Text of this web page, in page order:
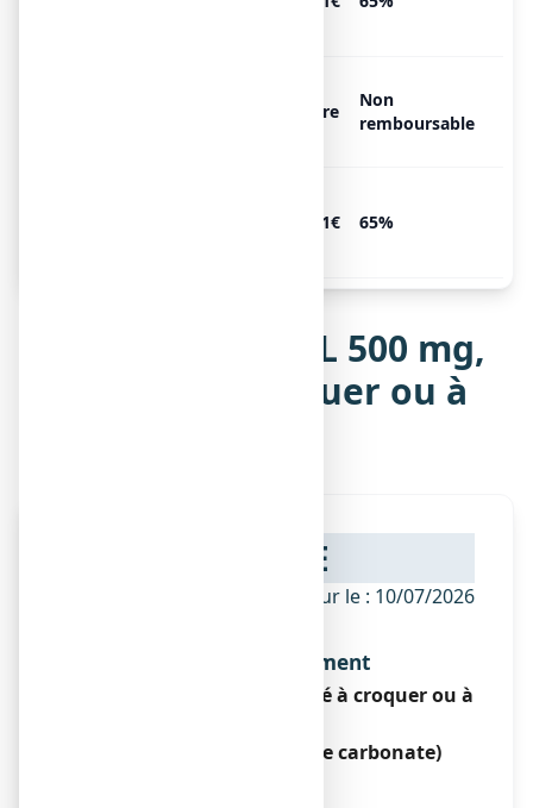
Libre
Non
remboursable
6.31€ 65%
Notice de FIXICAL 500 mg,
comprimé à croquer ou à
NOTICE
ANSM - Mis à jour le : 10/07/2026
Dénomination du médicament
FIXICAL 500 mg, comprimé à croquer ou à
Calcium (sous forme de carbonate)